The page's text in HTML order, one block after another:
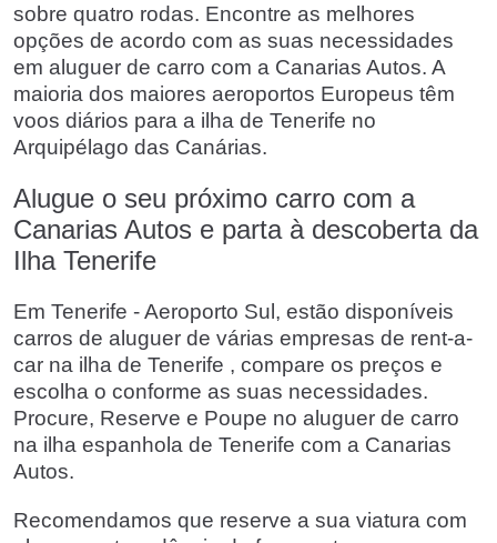
sobre quatro rodas. Encontre as melhores
opções de acordo com as suas necessidades
em aluguer de carro com a Canarias Autos. A
maioria dos maiores aeroportos Europeus têm
voos diários para a ilha de Tenerife no
Arquipélago das Canárias.
Alugue o seu próximo carro com a
Canarias Autos e parta à descoberta da
Ilha Tenerife
Em Tenerife - Aeroporto Sul, estão disponíveis
carros de aluguer de várias empresas de rent-a-
car na ilha de Tenerife , compare os preços e
escolha o conforme as suas necessidades.
Procure, Reserve e Poupe no aluguer de carro
na ilha espanhola de Tenerife com a Canarias
Autos.
Recomendamos que reserve a sua viatura com